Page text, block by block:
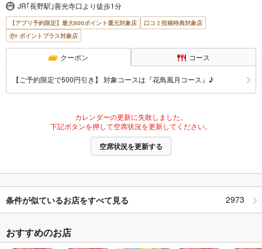
JR｢長野駅｣善光寺口より徒歩1分
【アプリ予約限定】最大800ポイント還元対象店
口コミ投稿特典対象店
ポイントプラス対象店
クーポン コース
【ご予約限定で500円引き】 対象コースは『花鳥風月コース』♪
カレンダーの更新に失敗しました。
下記ボタンを押して空席状況を更新してください。
空席状況を更新する
条件が似ているお店をすべて見る 2973
おすすめのお店